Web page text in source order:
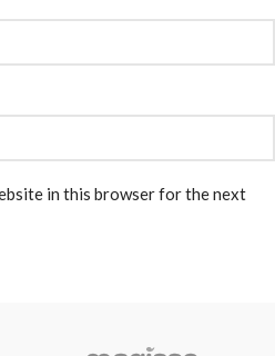
in this browser for the next